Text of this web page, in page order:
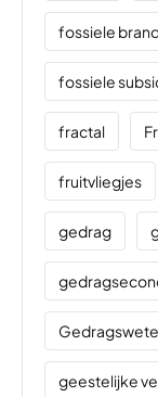
fossiele
fossiele
fractal
fruitvliegjes
gedrag
geestelijke